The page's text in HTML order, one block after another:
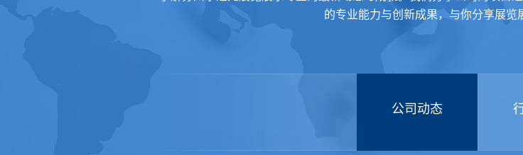
的专业能力与创新成果，与你分享展览
公司动态